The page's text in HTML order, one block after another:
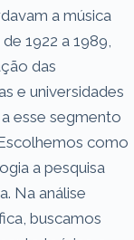
a música
1922 a 1989,
das
e universidades
esse segmento
como
a pesquisa
Na análise
buscamos